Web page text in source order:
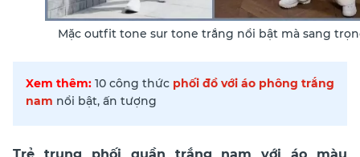
Mặc outfit tone sur tone trắng nổi bật mà sang
Xem thêm: 10 công thức phối đồ với áo phông trắng
nam nổi bật, ấn tượng